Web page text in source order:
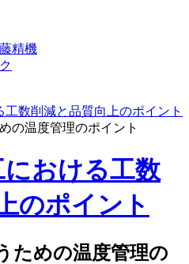
数削減と品質向上のポイント
の温度管理のポイント
における工数
のポイント
ための温度管理の